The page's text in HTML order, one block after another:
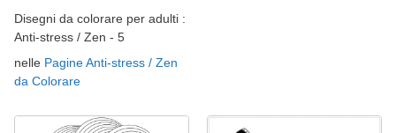
Disegni da colorare per adulti :
Anti-stress / Zen - 5
nelle Pagine Anti-stress / Zen
da Colorare